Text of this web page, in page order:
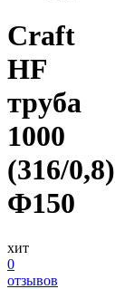
Craft
HF
труба
1000
(316/0,8)
Ф150
хит
0
отзывов